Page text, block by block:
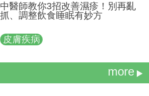
中醫師教你3招改善濕疹！別再亂
抓、調整飲食睡眠有妙方
皮膚疾病
more